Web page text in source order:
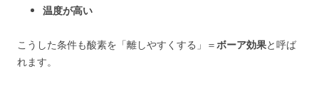
温度が高い
こうした条件も酸素を「離しやすくする」＝ボーア効果と呼ば
れます。